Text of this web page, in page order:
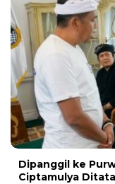
Dipanggil ke
Ciptamulya Ditata